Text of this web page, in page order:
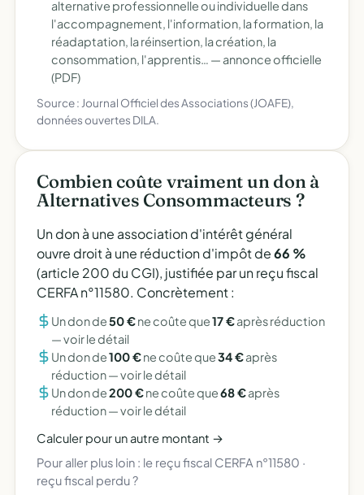
alternative professionnelle ou individuelle dans
l'accompagnement, l'information, la formation, la
réadaptation, la réinsertion, la création, la
consommation, l'apprentis… — annonce officielle
(PDF)
Source : Journal Officiel des Associations (JOAFE),
données ouvertes DILA.
Combien coûte vraiment un don à
Alternatives Consommacteurs ?
Un don à une association d'intérêt général
ouvre droit à une réduction d'impôt de66 %
(article 200 du CGI), justifiée par un reçu fiscal
CERFA n°11580. Concrètement :
Un don de50 €ne coûte que17 €après réduction
—voir le détail
Un don de100 €ne coûte que34 €après
réduction —voir le détail
Un don de200 €ne coûte que68 €après
réduction —voir le détail
Calculer pour un autre montant →
Pour aller plus loin : le reçu fiscal CERFA n°11580 ·
reçu fiscal perdu ?